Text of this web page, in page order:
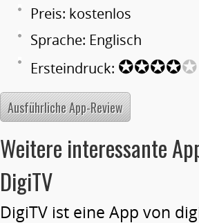
Preis: kostenlos
Sprache: Englisch
Ersteindruck: ✪✪✪✪✪
Ausführliche App-Review
Weitere interessante
DigiTV
DigiTV ist eine App von